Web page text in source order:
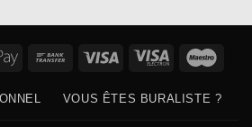
Apple
Bank
Visa
Visa
VOUS ÊTES BURALISTE ?